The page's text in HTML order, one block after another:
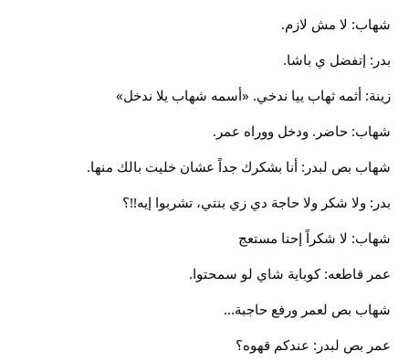
شهاب: لا مش لازم.
بدر: إتفضل ي باشا.
زينة: أثمه ثهاب ييا ندخي. «أسمه شهاب يلا ندخل»
شهاب: حاضر. ودخل ووراه عمر.
شهاب بص لبدر: أنا بشكرك جداً عشان خليت بالك منها.
بدر: ولا شكر ولا حاجة دي زي بنتي، تشربوا إيه!!؟
شهاب: لا شكراً إحنا مستعج
عمر قاطعه: كوباية شاي لو سمحتوا.
شهاب بص لعمر ورفع حاجبة...
عمر بص لبدر: عندكم قهوه؟